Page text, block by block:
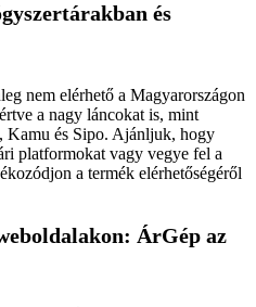
és
nem elérhető a Magyarországon
a nagy láncokat is, mint
Kamu és Sipo. Ajánljuk, hogy
platformokat vagy vegye fel a
a termék elérhetőségéről
ÁrGép az